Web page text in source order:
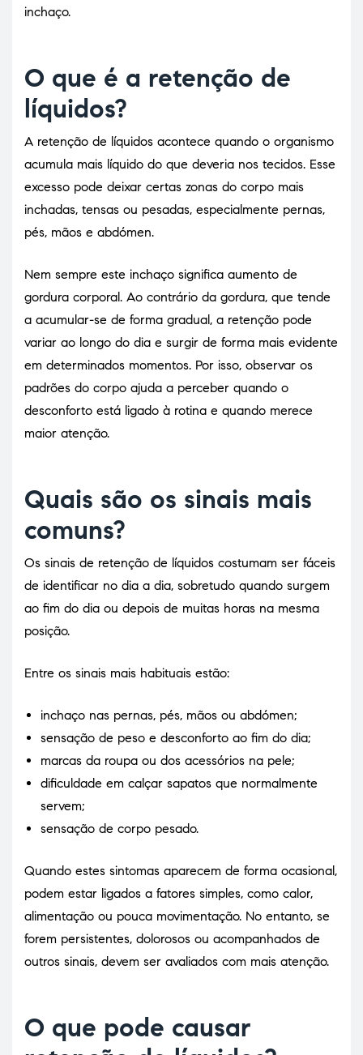
inchaço.
O que é a retenção de
líquidos?
A retenção de líquidos acontece quando o organismo
acumula mais líquido do que deveria nos tecidos. Esse
excesso pode deixar certas zonas do corpo mais
inchadas, tensas ou pesadas, especialmente pernas,
pés, mãos e abdómen.
Nem sempre este inchaço significa aumento de
gordura corporal. Ao contrário da gordura, que tende
a acumular-se de forma gradual, a retenção pode
variar ao longo do dia e surgir de forma mais evidente
em determinados momentos. Por isso, observar os
padrões do corpo ajuda a perceber quando o
desconforto está ligado à rotina e quando merece
maior atenção.
Quais são os sinais mais
comuns?
Os sinais de retenção de líquidos costumam ser fáceis
de identificar no dia a dia, sobretudo quando surgem
ao fim do dia ou depois de muitas horas na mesma
posição.
Entre os sinais mais habituais estão:
inchaço nas pernas, pés, mãos ou abdómen;
sensação de peso e desconforto ao fim do dia;
marcas da roupa ou dos acessórios na pele;
dificuldade em calçar sapatos que normalmente
servem;
sensação de corpo pesado.
Quando estes sintomas aparecem de forma ocasional,
podem estar ligados a fatores simples, como calor,
alimentação ou pouca movimentação. No entanto, se
forem persistentes, dolorosos ou acompanhados de
outros sinais, devem ser avaliados com mais atenção.
O que pode causar